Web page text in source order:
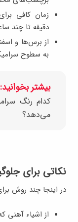
زمان کافی
دقیقه تا چند
از برس‌ها و
به سطوح
بیشتر بخوانید:
کدام رنگ
می‌دهد؟
نکاتی برای
در اینجا چند روش
از اشیاء آهنی